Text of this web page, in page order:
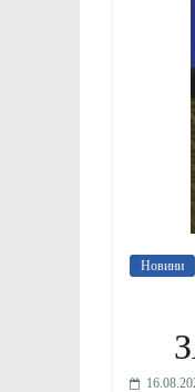
Новини